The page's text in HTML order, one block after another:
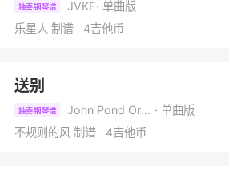
独奏钢琴谱 JVKE· 单曲版
乐星人 制谱 4吉他币
送别
独奏钢琴谱 John Pond Ordway · 单曲版
不规则的风 制谱 4吉他币